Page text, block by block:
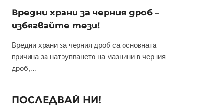
Вредни храни за черния дроб –
избягвайте тези!
Вредни храни за черния дроб са основната
причина за натрупването на мазнини в черния
дроб,…
ПОСЛЕДВАЙ НИ!